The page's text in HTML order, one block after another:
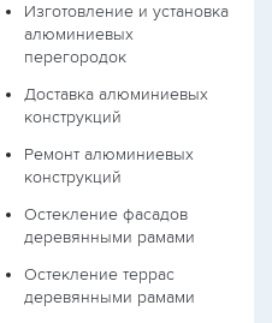
Изготовление и установка
алюминиевых
перегородок
Доставка алюминиевых
конструкций
Ремонт алюминиевых
конструкций
Остекление фасадов
деревянными рамами
Остекление террас
деревянными рамами